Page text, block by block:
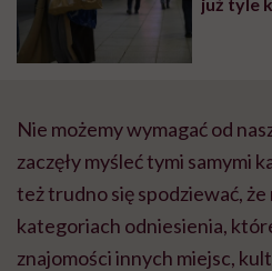
Nie możemy wymagać od
zaczęły myśleć tymi samymi
też trudno się spodziewać,
kategoriach odniesienia,
znajomości innych miejsc,